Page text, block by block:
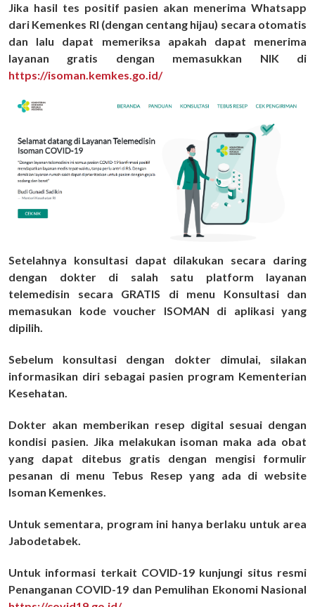
Jika hasil tes positif pasien akan menerima Whatsapp
dari Kemenkes RI (dengan centang hijau) secara otomatis
dan lalu dapat memeriksa apakah dapat menerima
layanan gratis dengan memasukkan NIK di
https://isoman.kemkes.go.id/
Setelahnya konsultasi dapat dilakukan secara daring
dengan dokter di salah satu platform layanan
telemedisin secara GRATIS di menu Konsultasi dan
memasukan kode voucher ISOMAN di aplikasi yang
dipilih.
Sebelum konsultasi dengan dokter dimulai, silakan
informasikan diri sebagai pasien program Kementerian
Kesehatan.
Dokter akan memberikan resep digital sesuai dengan
kondisi pasien. Jika melakukan isoman maka ada obat
yang dapat ditebus gratis dengan mengisi formulir
pesanan di menu Tebus Resep yang ada di website
Isoman Kemenkes.
Untuk sementara, program ini hanya berlaku untuk area
Jabodetabek.
Untuk informasi terkait COVID-19 kunjungi situs resmi
Penanganan COVID-19 dan Pemulihan Ekonomi Nasional